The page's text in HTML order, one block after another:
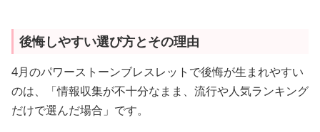
後悔しやすい選び方とその理由
4月のパワーストーンブレスレットで後悔が生まれやすい
のは、「情報収集が不十分なまま、流行や人気ランキング
だけで選んだ場合」です。